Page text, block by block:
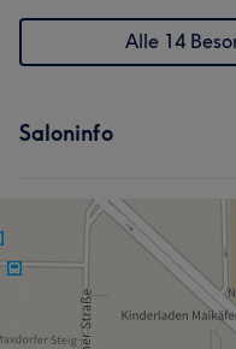
Alle 14
Saloninfo